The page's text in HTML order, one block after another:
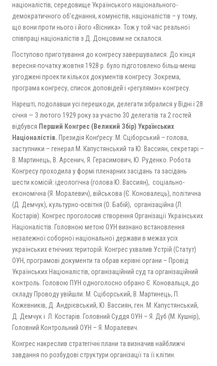
націоналістів, середовище Українського національного-
демократичного об’єднання, комуністів, націоналістів – у тому,
що вони проти нього і його «Вісника». Тож у той час реальної
співпраці націоналістів з Д. Донцовим не склалося.
Поступово приготування до конгресу завершувалися. До кінця
вересня-початку жовтня 1928 р. було підготовлено більш-менш
узгоджені проекти кількох документів конгресу. Зокрема,
програма конгресу, список доповідей і «регулямін» конгресу.
Нарешті, подолавши усі перешкоди, делегати зібралися у Відні і 28
січня — 3 лютого 1929 року за участю 30 делегатів та 2 гостей
відбувся Перший Конгрес (Великий Збір) Українських
Націоналістів. Президія Конґресу: М. Сціборський – голова,
заступники – генерал М. Капустянський та Ю. Вассиян, секретарі –
В. Мартинець, В. Арсенич, Я. Герасимович, Ю. Руденко. Робота
Конгресу проходила у формі пленарних засідань та засідань
шести комісій: ідеологічна (голова Ю. Вассиян), соціально-
економічна (Я. Моралевич), військова (Є. Коновалець), політична
(Д. Демчук), культурно-освітня (О. Бабій), організаційна (Л.
Костарів). Конгрес проголосив створення Організації Українських
Націоналістів. Головною метою ОУН визнано встановлення
незалежної соборної національної держави в межах усіх
українських етнічних територій. Конгрес ухвалив Устрій (Статут)
ОУН, програмові документи та обрав керівні органи – Провід
Українських Націоналістів, організаційний суд та організаційний
контроль. Головою ПУН одноголосно обрано Є. Коновальця, до
складу Проводу увійшли: М. Сціборський, В. Мартинець, П.
Кожевників, Д. Андрієвський, Ю. Вассиян, ген. М. Капустянський,
Д. Демчук і Л. Костарів. Головний Суддя ОУН – Я. Дуб (М. Кушнір),
Головний Контрольний ОУН – Я. Моралевич.
Конгрес накреслив стратегічні плани та визначив найближчі
завдання по розбудові структури організації та її клітин.